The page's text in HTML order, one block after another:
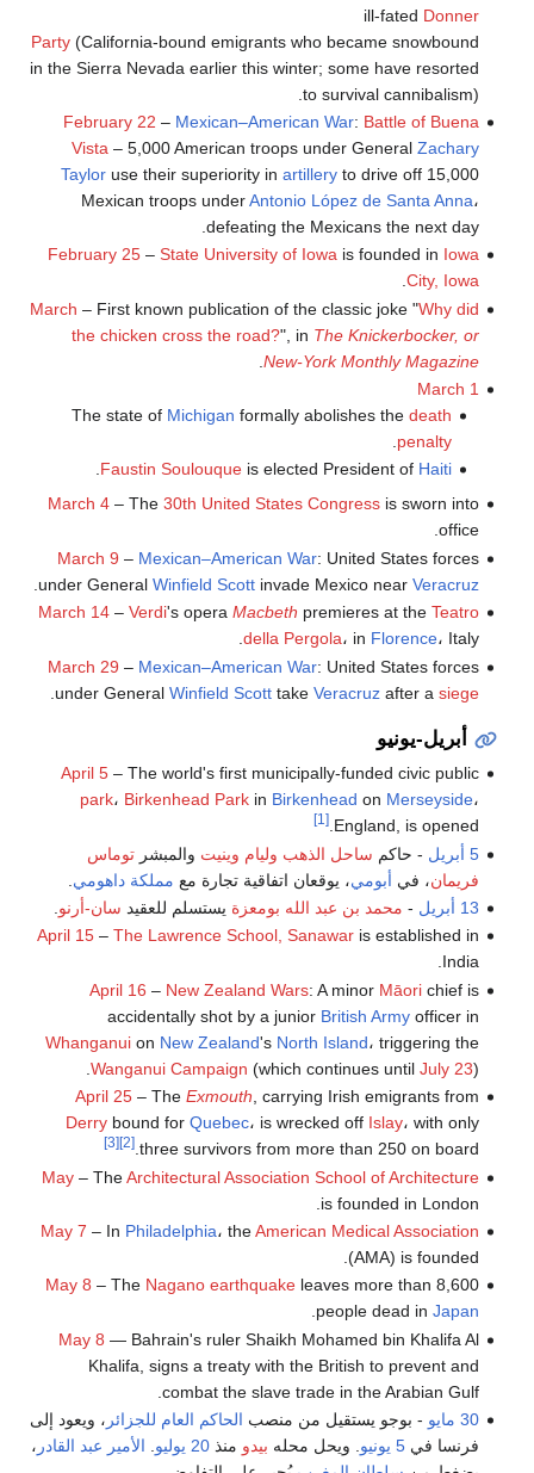
ill-fated Donner
Party(California-bound emigrants who became snowbound
in the Sierra Nevada earlier this winter; some have resorted
to survival cannibalism).
February 22 – Mexican–American War: Battle of Buena
Vista – 5,000 American troops under General Zachary
Tayloruse their superiority in artilleryto drive off 15,000
Mexican troops underAntonio López de Santa Anna،
defeating the Mexicans the next day.
February 25– State University of Iowais founded in Iowa
City, Iowa
.
March – First known publication of the classic joke "Why did
the chicken cross the road?", in The Knickerbocker, or
New-York Monthly Magazine
March 1
The state of Michigan formally abolishes thedeath
penalty
Faustin Soulouque is elected President of Haiti
.
March 4– The 30th United States Congressis sworn into
office.
March 9 – Mexican–American War: United States forces
under General Winfield Scottinvade Mexico near Veracruz
March 14– Verdi's opera Macbeth premieres at the Teatro
della Pergola، in Florence، Italy.
March 29 – Mexican–American War: United States forces
under General Winfield Scotttake Veracruzafter a siege
أبريل-يونيو
April 5– The world's first municipally-funded civic public
park، Birkenhead Parkin Birkenhead on Merseyside،
England, is opened.
[1]
5 أبريل - حاكم ساحل الذهب وليام وينيت والمبشرتوماس
فريمان، في أبومي، يوقعان اتفاقية تجارة مع مملكة داهومي
13 أبريل
- محمد بن عبد الله بومعزة يستسلم للعقيد سان-أرنو
April 15– The Lawrence School, Sanawaris established in
India.
April 16 – New Zealand Wars: A minor Māorichief is
accidentally shot by a junior British Armyofficer in
Whanganuion New Zealand's North Island، triggering the
Wanganui Campaign (which continues until July 23).
April 25– The Exmouth , carrying Irish emigrants from
Derrybound for Quebec، is wrecked off Islay، with only
three survivors from more than 250 on board.
[2]
[3]
May– TheArchitectural Association School of Architecture
is founded in London.
May 7 – In Philadelphia، theAmerican Medical Association
(AMA) is founded.
May 8 – The Nagano earthquakeleaves more than 8,600
people dead in Japan
.
May 8 — Bahrain's ruler Shaikh Mohamed bin Khalifa Al
Khalifa, signs a treaty with the British to prevent and
combat the slave trade in the Arabian Gulf.
30 مايو
- بوجو يستقيل من منصب الحاكم العام للجزائر ، ويعود إلى
فرنسا في5 يونيو . ويحل محله بيدو منذ20 يوليو الأمير عبد القادر ،